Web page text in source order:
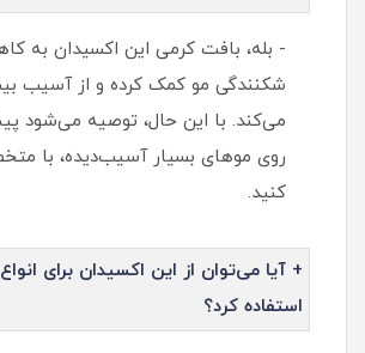
- بله، بافت کرمی این اکسیدان به
شکنندگی مو کمک کرده و از آسیب
می‌کند. با این حال، توصیه می‌شود
روی موهای بسیار آسیب‌دیده، با
کنید.
+ آیا می‌توان از این اکسیدان برای
استفاده کرد؟